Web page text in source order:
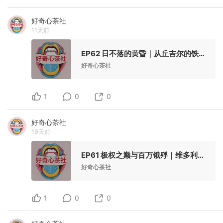
好奇心茶社
11天前
EP62 日不落的黄昏｜从丘吉尔的铁幕到披头士的狂欢，英国经历了一场怎样的漫长告别？
好奇心茶社
1 0 0
好奇心茶社
19天前
EP61 极权之巅与百万饿殍｜维多利亚女王的奢华加冕，为何成了大英帝国衰落的序章？
好奇心茶社
1 0 0